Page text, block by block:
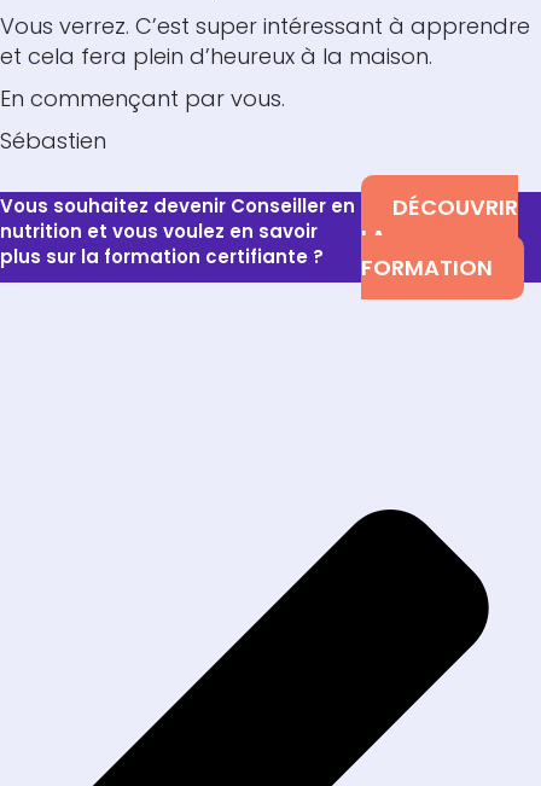
Vous verrez. C’est super intéressant à apprendre
et cela fera plein d’heureux à la maison.
En commençant par vous.
Sébastien
Vous souhaitez devenir Conseiller en
nutrition et vous voulez en savoir
plus sur la formation certifiante ?
DÉCOUVRIR
LA
FORMATION